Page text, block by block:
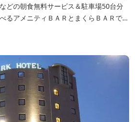
どの朝食無料サービス＆駐車場50台分
るアメニティＢＡＲとまくらＢＡＲで快